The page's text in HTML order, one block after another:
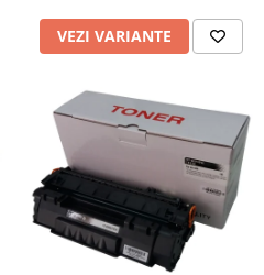
VEZI VARIANTE